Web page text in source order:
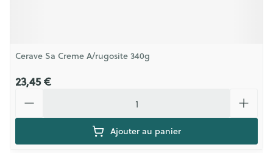
Cerave Sa Creme A/rugosite 340g
23,45 €
Ajouter au panier